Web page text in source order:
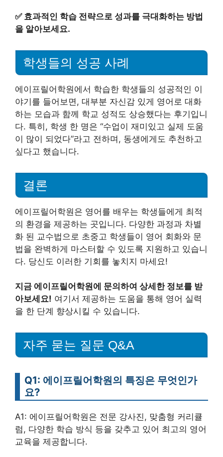
✅ 효과적인 학습 전략으로 성과를 극대화하는 방법
을 알아보세요.
학생들의 성공 사례
에이프릴어학원에서 학습한 학생들의 성공적인 이
야기를 들어보면, 대부분 자신감 있게 영어로 대화
하는 모습과 함께 학교 성적도 상승했다는 후기입니
다. 특히, 학생 한 명은 “수업이 재미있고 실제 도움
이 많이 되었다”라고 전하며, 동생에게도 추천하고
싶다고 했습니다.
결론
에이프릴어학원은 영어를 배우는 학생들에게 최적
의 환경을 제공하는 곳입니다. 다양한 과정과 차별
화 된 교수법으로 초중고 학생들이 영어 회화와 문
법을 완벽하게 마스터할 수 있도록 지원하고 있습니
다. 당신도 이러한 기회를 놓치지 마세요!
지금 에이프릴어학원에 문의하여 상세한 정보를 받
아보세요! 여기서 제공하는 도움을 통해 영어 실력
을 한 단계 향상시킬 수 있습니다.
자주 묻는 질문 Q&A
Q1: 에이프릴어학원의 특징은 무엇인가
요?
A1: 에이프릴어학원은 전문 강사진, 맞춤형 커리큘
럼, 다양한 학습 방식 등을 갖추고 있어 최고의 영어
교육을 제공합니다.